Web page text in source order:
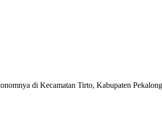
di Kecamatan Tirto, Kabupaten